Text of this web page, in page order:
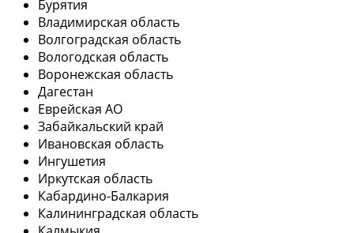
Бурятия
Владимирская область
Волгоградская область
Вологодская область
Воронежская область
Дагестан
Еврейская АО
Забайкальский край
Ивановская область
Ингушетия
Иркутская область
Кабардино-Балкария
Калининградская область